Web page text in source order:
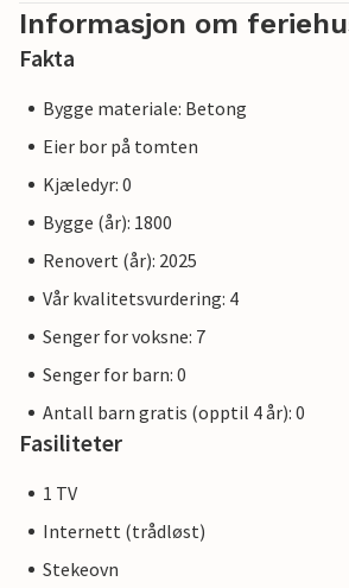
Informasjon om
Fakta
Bygge materiale: Betong
Eier bor på tomten
Kjæledyr: 0
Bygge (år): 1800
Renovert (år): 2025
Vår kvalitetsvurdering: 4
Senger for voksne: 7
Senger for barn: 0
Antall barn gratis (opptil 4 år): 0
Fasiliteter
1 TV
Internett (trådløst)
Stekeovn